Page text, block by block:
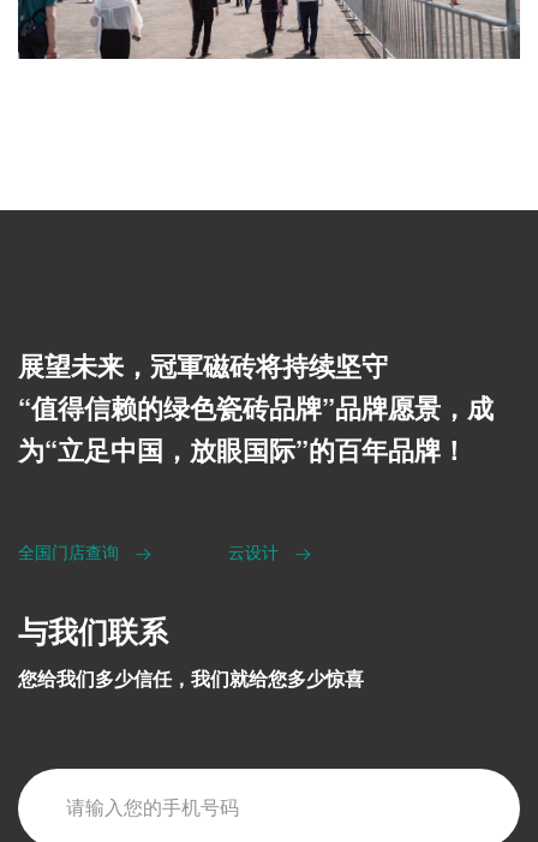
展望未来，冠軍磁砖将持续坚守
“值得信赖的绿色瓷砖品牌”品牌愿景，成
为“立足中国，放眼国际”的百年品牌！
全国门店查询 云设计
与我们联系
您给我们多少信任，我们就给您多少惊喜